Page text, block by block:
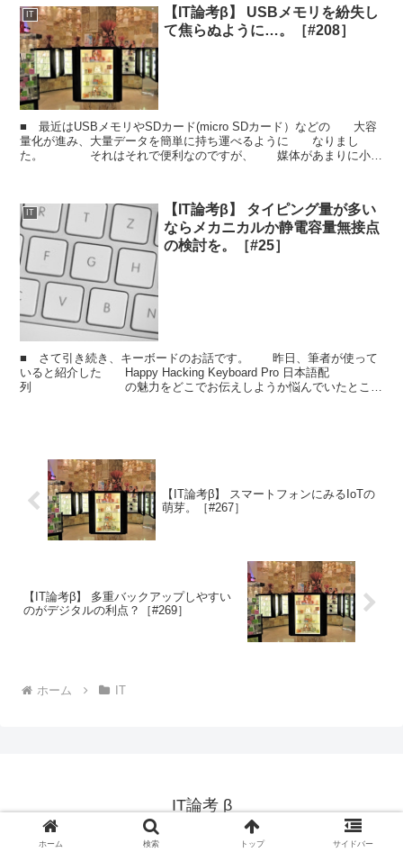
IT
【IT論考β】 USBメモリを紛失し
て焦らぬように…。［#208］
■ 最近はUSBメモリやSDカード(micro SDカード）などの 大容
量化が進み、大量データを簡単に持ち運べるように なりまし
た。 それはそれで便利なのですが、 媒体があまりに小型
IT
【IT論考β】 タイピング量が多い
ならメカニカルか静電容量無接点
の検討を。［#25］
■ さて引き続き、キーボードのお話です。 昨日、筆者が使って
いると紹介した Happy Hacking Keyboard Pro 日本語配
列 の魅力をどこでお伝えしようか悩んでいたとこ
【IT論考β】 スマートフォンにみるIoTの
萌芽。［#267］
【IT論考β】 多重バックアップしやすい
のがデジタルの利点？［#269］
ホーム IT
IT論考 β
© 2011 IT論考 β.
ホーム 検索 トップ サイドバー